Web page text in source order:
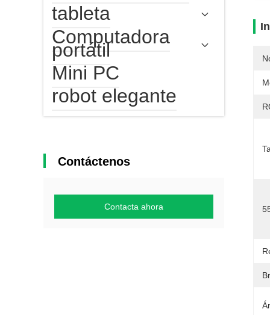
tableta
Computadora
portátil
Mini PC
robot elegante
Contáctenos
Contacta ahora